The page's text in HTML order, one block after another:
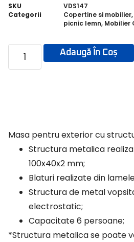
SKU
VDS147
Categorii
Copertine si mobilier,
picnic lemn, Mobilier
Adaugă În Coș
Masa pentru exterior cu
Structura metalica
100x40x2 mm;
Blaturi realizate din
Structura de metal
electrostatic;
Capacitate 6 persoane;
*Structura metalica se poate vopsi in orice nuata din